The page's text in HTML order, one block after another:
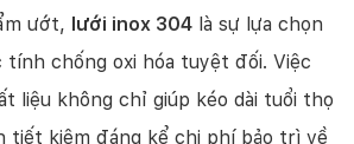
ướt, lưới inox 304 là sự lựa chọn
tính chống oxi hóa tuyệt đối. Việc
liệu không chỉ giúp kéo dài tuổi thọ
tiết kiệm đáng kể chi phí bảo trì về